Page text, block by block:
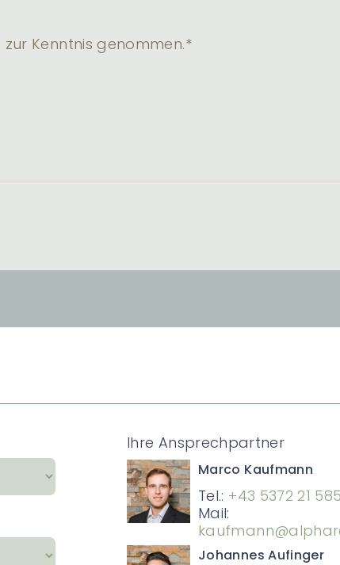
zur Kenntnis genommen.*
Ihre Ansprechpartner
Marco Kaufmann
Tel.: +43 5372 21
Mail:
Johannes Aufinger